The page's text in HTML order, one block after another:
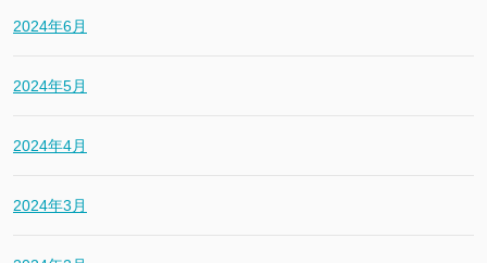
2024年6月
2024年5月
2024年4月
2024年3月